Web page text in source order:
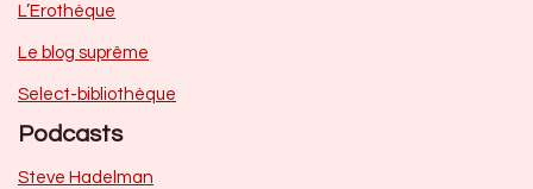
L’Erothèque
Le blog suprême
Select-bibliothèque
Podcasts
Steve Hadelman